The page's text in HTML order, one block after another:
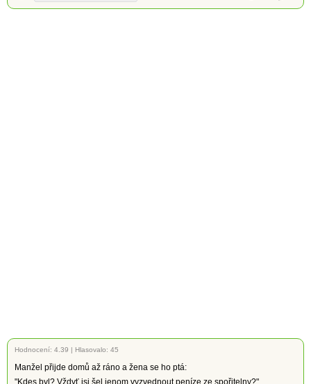
Hodnocení: 4.39 | Hlasovalo: 45
Manžel přijde domů až ráno a žena se ho ptá:
"Kdes byl? Vždyť jsi šel jenom vyzvednout peníze ze spořitelny?"